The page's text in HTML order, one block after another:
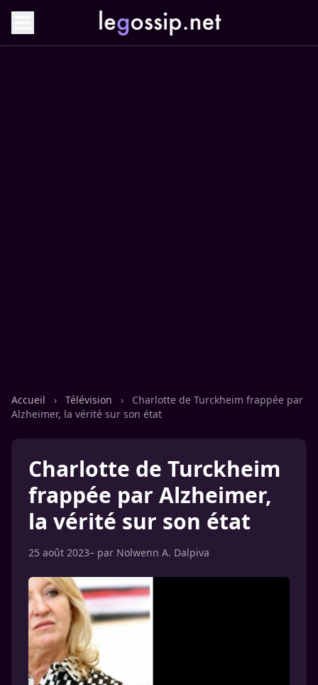
Accueil › Télévision ›
Charlotte de Turckheim frappée par
Alzheimer, la vérité sur son état
Charlotte de Turckheim
frappée par Alzheimer,
la vérité sur son état
25 août 2023– par Nolwenn A. Dalpiva